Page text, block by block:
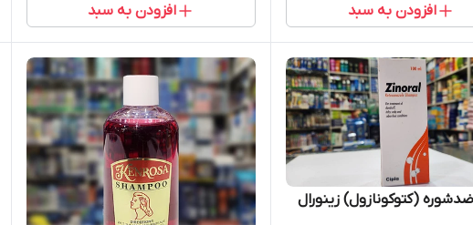
افزودن به سبد افزودن به سبد
(کتوکونازول) زینورال